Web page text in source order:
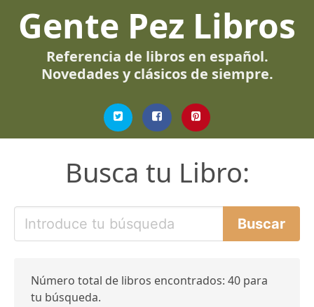
Gente Pez Libros
Referencia de libros en español.
Novedades y clásicos de siempre.
Busca tu Libro:
Número total de libros encontrados: 40 para
tu búsqueda.